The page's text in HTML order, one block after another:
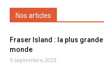
Nos articles
Fraser Island : la plus
monde
5 septembre 2023